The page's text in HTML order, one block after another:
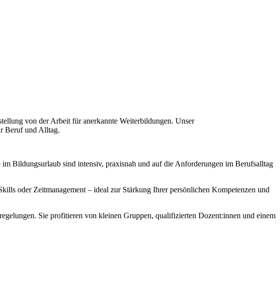
von der Arbeit für anerkannte Weiterbildungen. Unser
Beruf und Alltag.
Bildungsurlaub sind intensiv, praxisnah und auf die Anforderungen im Berufsalltag
oder Zeitmanagement – ideal zur Stärkung Ihrer persönlichen Kompetenzen und
Sie profitieren von kleinen Gruppen, qualifizierten Dozent:innen und einem